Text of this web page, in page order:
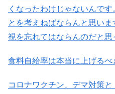
くなったわけじゃないんで
とを考えねばならんと思い
視を忘れてはならんのだと思
食料自給率は本当に上げるべ
コロナワクチン、デマ対策